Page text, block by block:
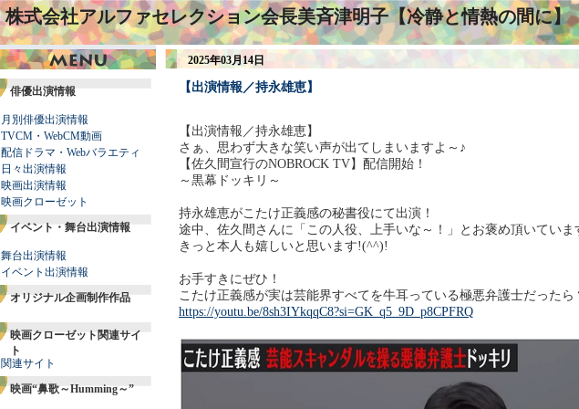
株式会社アルファセレクション会長美斉津明子【冷静と情熱の間に】
俳優出演情報
月別俳優出演情報
TVCM・WebCM動画
配信ドラマ・Webバラエティ
日々出演情報
映画出演情報
映画クローゼット
イベント・舞台出演情報
舞台出演情報
イベント出演情報
オリジナル企画制作作品
映画クローゼット関連サイ
ト
関連サイト
映画“鼻歌～Humming～”
2025年03月14日
【出演情報／持永雄恵】
【出演情報／持永雄恵】
さぁ、思わず大きな笑い声が出てしまいますよ～♪
【佐久間宣行のNOBROCK TV】配信開始！
～黒幕ドッキリ～
持永雄恵がこたけ正義感の秘書役にて出演！
途中、佐久間さんに「この人役、上手いな～！」とお褒め頂いていま
きっと本人も嬉しいと思います!(^^)!
お手すきにぜひ！
こたけ正義感が実は芸能界すべてを牛耳っている極悪弁護士だったら
https://youtu.be/8sh3IYkqqC8?si=GK_q5_9D_p8CPFRQ